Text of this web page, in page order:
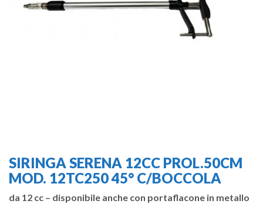
SIRINGA SERENA 12CC PROL.50CM
MOD. 12TC250 45° C/BOCCOLA
da 12 cc – disponibile anche con portaflacone in metallo